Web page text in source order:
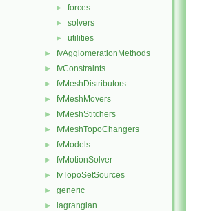
► forces
► solvers
► utilities
► fvAgglomerationMethods
► fvConstraints
► fvMeshDistributors
► fvMeshMovers
► fvMeshStitchers
► fvMeshTopoChangers
► fvModels
► fvMotionSolver
► fvTopoSetSources
► generic
► lagrangian